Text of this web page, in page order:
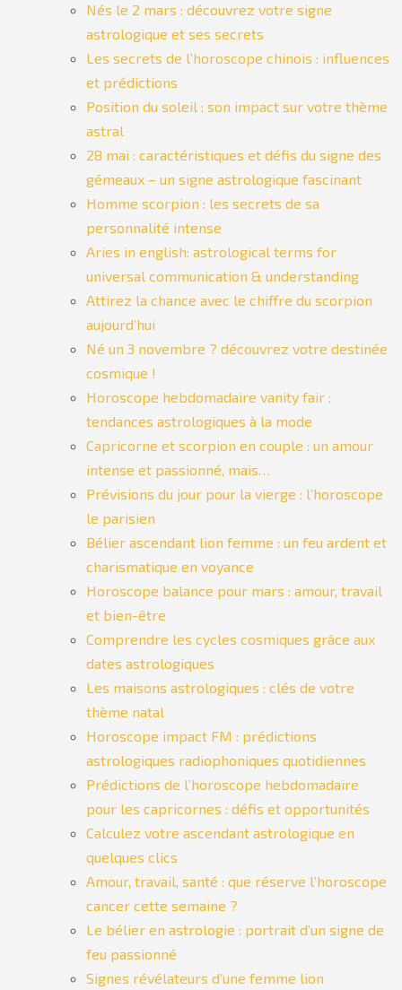
Nés le 2 mars : découvrez votre signe
astrologique et ses secrets
Les secrets de l’horoscope chinois : influences
et prédictions
Position du soleil : son impact sur votre thème
astral
28 mai : caractéristiques et défis du signe des
gémeaux – un signe astrologique fascinant
Homme scorpion : les secrets de sa
personnalité intense
Aries in english: astrological terms for
universal communication & understanding
Attirez la chance avec le chiffre du scorpion
aujourd’hui
Né un 3 novembre ? découvrez votre destinée
cosmique !
Horoscope hebdomadaire vanity fair :
tendances astrologiques à la mode
Capricorne et scorpion en couple : un amour
intense et passionné, mais…
Prévisions du jour pour la vierge : l’horoscope
le parisien
Bélier ascendant lion femme : un feu ardent et
charismatique en voyance
Horoscope balance pour mars : amour, travail
et bien-être
Comprendre les cycles cosmiques grâce aux
dates astrologiques
Les maisons astrologiques : clés de votre
thème natal
Horoscope impact FM : prédictions
astrologiques radiophoniques quotidiennes
Prédictions de l’horoscope hebdomadaire
pour les capricornes : défis et opportunités
Calculez votre ascendant astrologique en
quelques clics
Amour, travail, santé : que réserve l’horoscope
cancer cette semaine ?
Le bélier en astrologie : portrait d’un signe de
feu passionné
Signes révélateurs d’une femme lion